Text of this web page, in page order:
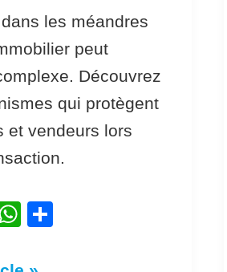
les méandres
peut
Découvrez
qui protègent
et vendeurs lors
Li
W
at